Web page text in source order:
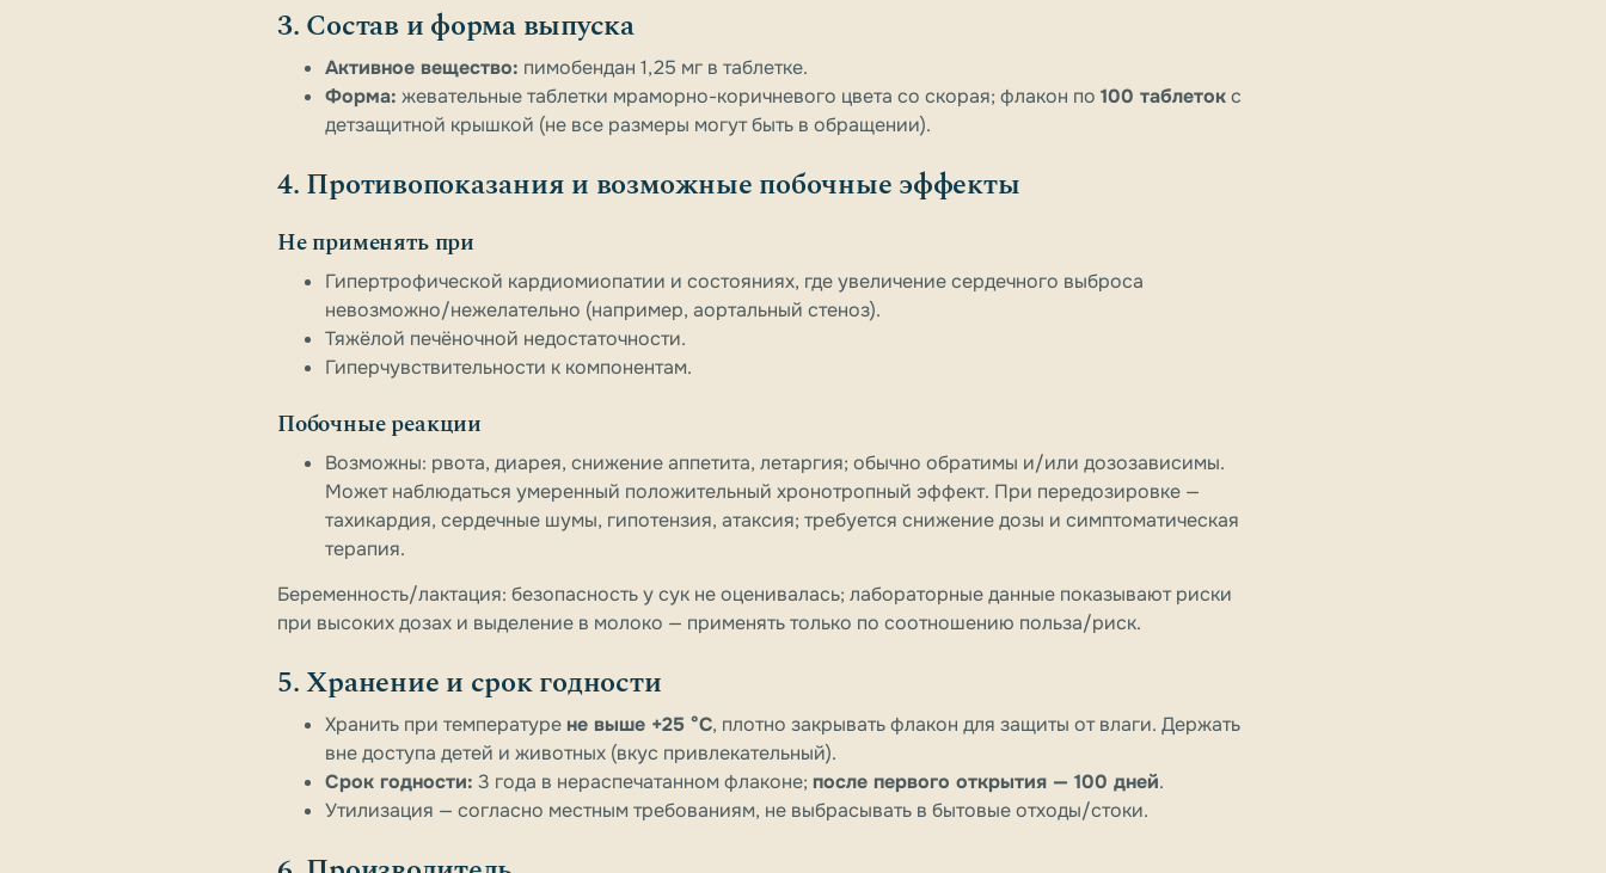
3. Состав и форма выпуска
Активное вещество: пимобендан 1,25 мг в таблетке.
Форма: жевательные таблетки мраморно-коричневого цвета со скорая; флакон по 100 таблетокс
детзащитной крышкой (не все размеры могут быть в обращении).
4. Противопоказания и возможные побочные эффекты
Не применять при
Гипертрофической кардиомиопатии и состояниях, где увеличение сердечного выброса
невозможно/нежелательно (например, аортальный стеноз).
Тяжёлой печёночной недостаточности.
Гиперчувствительности к компонентам.
Побочные реакции
Возможны: рвота, диарея, снижение аппетита, летаргия; обычно обратимы и/или дозозависимы.
Может наблюдаться умеренный положительный хронотропный эффект. При передозировке —
тахикардия, сердечные шумы, гипотензия, атаксия; требуется снижение дозы и симптоматическая
терапия.
Беременность/лактация: безопасность у сук не оценивалась; лабораторные данные показывают риски
при высоких дозах и выделение в молоко — применять только по соотношению польза/риск.
5. Хранение и срок годности
Хранить при температуре не выше +25 °C, плотно закрывать флакон для защиты от влаги. Держать
вне доступа детей и животных (вкус привлекательный).
Срок годности: 3 года в нераспечатанном флаконе; после первого открытия — 100 дней.
Утилизация — согласно местным требованиям, не выбрасывать в бытовые отходы/стоки.